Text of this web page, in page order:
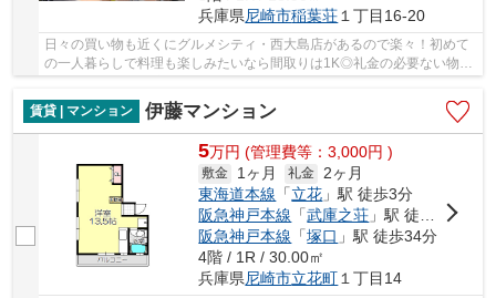
兵庫県尼崎市稲葉荘１丁目16-20
日々の買い物も近くにグルメシティ・西大島店があるので楽々！初めて
の一人暮らしで料理も楽しみたいなら間取りは1K◎礼金の必要ない物件
賃貸 | マンション
伊藤マンション
5万円 (管理費等：3,000円 )
敷金 1ヶ月 礼金
2ヶ月
東海道本線 「立花 」駅 徒歩3分
阪急神戸本線 「武庫之荘 」駅 徒歩24分
阪急神戸本線 「塚口 」駅 徒歩34分
4階 / 1R / 30.00㎡
兵庫県尼崎市立花町 １丁目14